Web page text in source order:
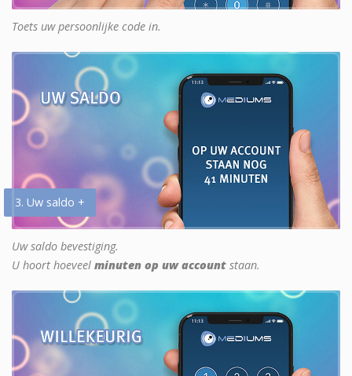
Toets uw persoonlijke code in.
3. Uw saldo +
Uw saldo bevestiging.
U hoort hoeveel minuten op uw account staan.